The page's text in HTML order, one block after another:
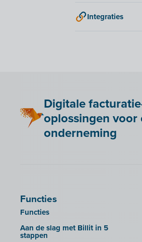
E-boekhouden
Integraties
Be Paid
Billit
Creative Shelter
Digitale
oplossingen voor
onderneming
Functies
Functies
Aan de slag met Billit in 5
stappen